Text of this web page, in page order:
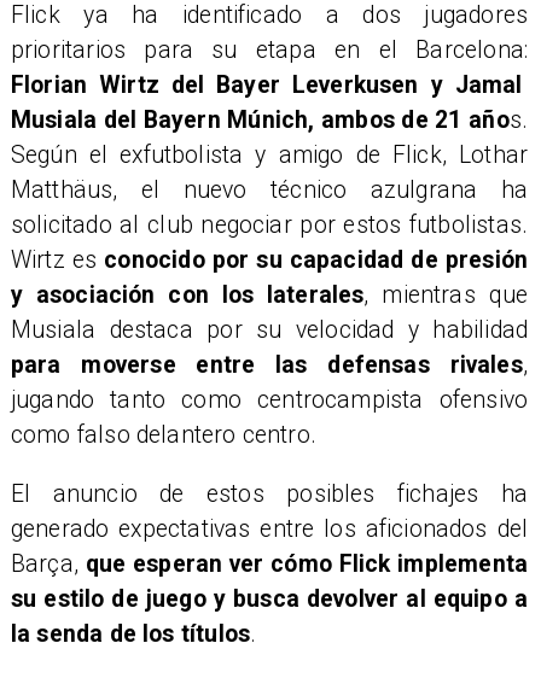
Flick ya ha identificado a dos jugadores
prioritarios para su etapa en el Barcelona:
Florian Wirtz del Bayer Leverkusen y Jamal
Musiala del Bayern Múnich, ambos de 21 años.
Según el exfutbolista y amigo de Flick, Lothar
Matthäus, el nuevo técnico azulgrana ha
solicitado al club negociar por estos futbolistas.
Wirtz es conocido por su capacidad de presión
y asociación con los laterales, mientras que
Musiala destaca por su velocidad y habilidad
para moverse entre las defensas rivales,
jugando tanto como centrocampista ofensivo
como falso delantero centro.
El anuncio de estos posibles fichajes ha
generado expectativas entre los aficionados del
Barça, que esperan ver cómo Flick implementa
su estilo de juego y busca devolver al equipo a
la senda de los títulos.